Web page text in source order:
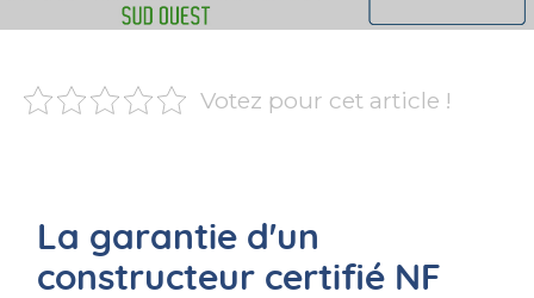
Votez pour cet article !
La garantie d'un
constructeur certifié NF